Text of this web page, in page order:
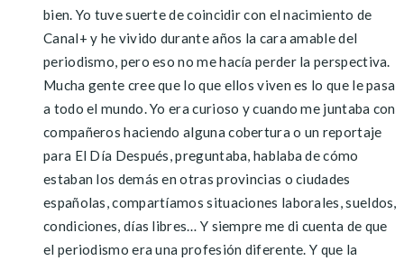
bien. Yo tuve suerte de coincidir con el nacimiento de
Canal+ y he vivido durante años la cara amable del
periodismo, pero eso no me hacía perder la perspectiva.
Mucha gente cree que lo que ellos viven es lo que le pasa
a todo el mundo. Yo era curioso y cuando me juntaba con
compañeros haciendo alguna cobertura o un reportaje
para El Día Después, preguntaba, hablaba de cómo
estaban los demás en otras provincias o ciudades
españolas, compartíamos situaciones laborales, sueldos,
condiciones, días libres… Y siempre me di cuenta de que
el periodismo era una profesión diferente. Y que la